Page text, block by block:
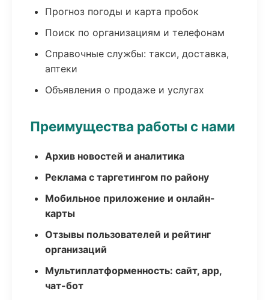
Прогноз погоды и карта пробок
Поиск по организациям и телефонам
Справочные службы: такси, доставка,
аптеки
Объявления о продаже и услугах
Преимущества работы с нами
Архив новостей и аналитика
Реклама с таргетингом по району
Мобильное приложение и онлайн-
карты
Отзывы пользователей и рейтинг
организаций
Мультиплатформенность: сайт, app,
чат-бот